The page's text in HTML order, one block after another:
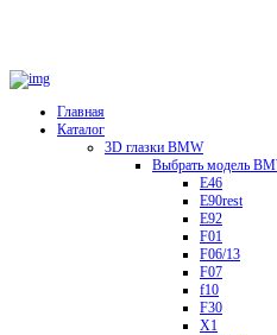
Главная
Каталог
3D глазки BMW
Выбрать модель
E46
E90rest
E92
F01
F06/13
F07
f10
F30
X1